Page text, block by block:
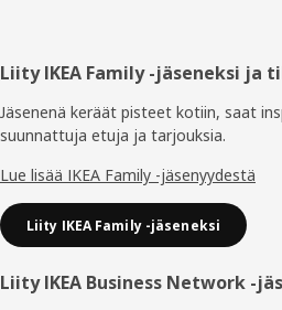
Alatunniste
Liity IKEA Family -jäseneksi ja
Jäsenenä keräät pisteet kotiin, saat
suunnattuja etuja ja tarjouksia.​
Lue lisää IKEA Family -jäsenyydestä
Liity IKEA Family -jäseneksi
Liity IKEA Business Network -